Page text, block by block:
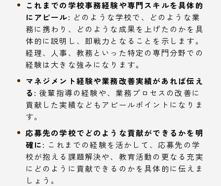
これまでの学校事務経験や専門スキルを具体的
にアピール: どのような学校で、どのような業
務に携わり、どのような成果を上げたのかを具
体的に説明し、即戦力となることを示します。
経理、人事、教務といった特定の専門分野での
経験は大きな強みになります。
マネジメント経験や業務改善実績があれば伝え
る: 後輩指導の経験や、業務プロセスの改善に
貢献した実績などもアピールポイントになりま
す。
応募先の学校でどのような貢献ができるかを明
確に: これまでの経験を活かして、応募先の学
校が抱える課題解決や、教育活動の更なる充実
にどのように貢献できるのかを具体的に伝えま
しょう。